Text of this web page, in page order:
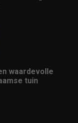
waardevolle
tuin